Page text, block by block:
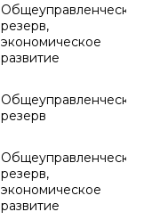
Общеуправленческий
резерв,
экономическое
развитие
Общеуправленческий
резерв
Общеуправленческий
резерв,
экономическое
развитие